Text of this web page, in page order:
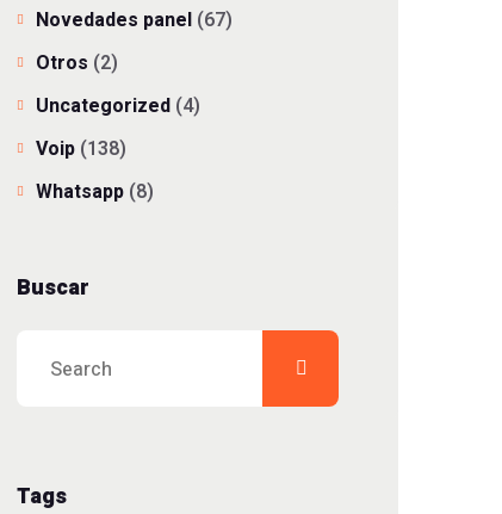
Novedades panel (67)
Otros (2)
Uncategorized (4)
Voip (138)
Whatsapp (8)
Buscar
Tags